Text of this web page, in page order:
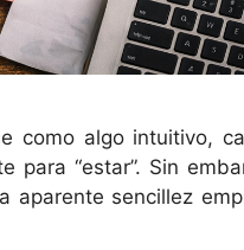
como algo intuitivo,
para “estar”. Sin
aparente sencillez